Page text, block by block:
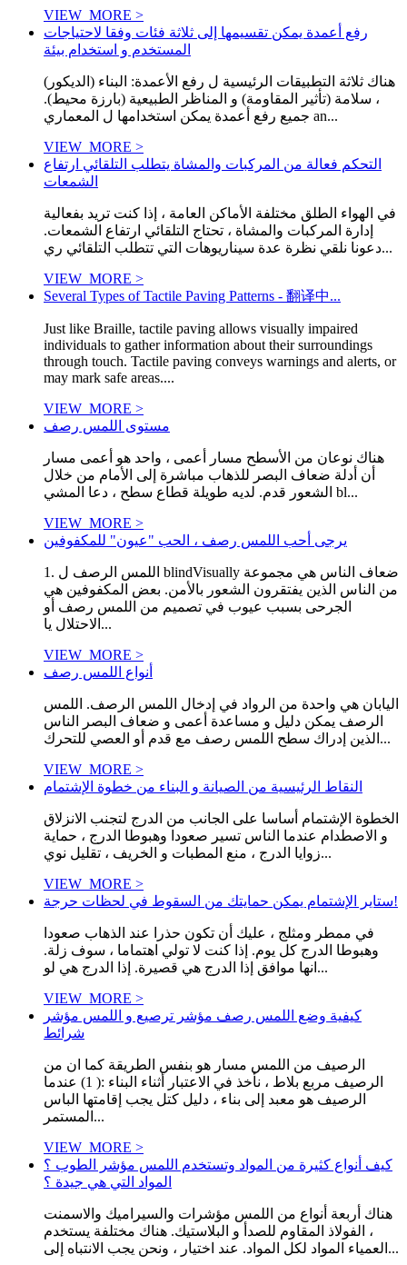
VIEW_MORE >
رفع أعمدة يمكن تقسيمها إلى ثلاثة فئات وفقا لاحتياجات
المستخدم و استخدام بيئة
هناك ثلاثة التطبيقات الرئيسية ل رفع الأعمدة: البناء (الديكور)
، سلامة (تأثير المقاومة) و المناظر الطبيعية (بارزة محيط).
جميع رفع أعمدة يمكن استخدامها ل المعماري an...
VIEW_MORE >
التحكم فعالة من المركبات والمشاة يتطلب التلقائي ارتفاع
الشمعات
في الهواء الطلق مختلفة الأماكن العامة ، إذا كنت تريد بفعالية
إدارة المركبات والمشاة ، تحتاج التلقائي ارتفاع الشمعات.
دعونا نلقي نظرة عدة سيناريوهات التي تتطلب التلقائي ري...
VIEW_MORE >
Several Types of Tactile Paving Patterns - 翻译中...
Just like Braille, tactile paving allows visually impaired
individuals to gather information about their surroundings
through touch. Tactile paving conveys warnings and alerts, or
may mark safe areas....
VIEW_MORE >
مستوى اللمس رصف
هناك نوعان من الأسطح مسار أعمى ، واحد هو أعمى مسار
أن أدلة ضعاف البصر للذهاب مباشرة إلى الأمام من خلال
الشعور قدم. لديه طويلة قطاع سطح ، دعا المشي bl...
VIEW_MORE >
يرجى أحب اللمس رصف ، الحب "عيون" للمكفوفين
1. اللمس الرصف ل blindVisually ضعاف الناس هي مجموعة
من الناس الذين يفتقرون الشعور بالأمن. بعض المكفوفين هي
الجرحى بسبب عيوب في تصميم من اللمس رصف أو
الاحتلال يا...
VIEW_MORE >
أنواع اللمس رصف
اليابان هي واحدة من الرواد في إدخال اللمس الرصف. اللمس
الرصف يمكن دليل و مساعدة أعمى و ضعاف البصر الناس
الذين إدراك سطح اللمس رصف مع قدم أو العصي للتحرك...
VIEW_MORE >
النقاط الرئيسية من الصيانة و البناء من خطوة الإشتمام
الخطوة الإشتمام أساسا على الجانب من الدرج لتجنب الانزلاق
و الاصطدام عندما الناس تسير صعودا وهبوطا الدرج ، حماية
زوايا الدرج ، منع المطبات و الخريف ، تقليل نوي...
VIEW_MORE >
ستاير الإشتمام يمكن حمايتك من السقوط في لحظات حرجة!
في ممطر ومثلج ، عليك أن تكون حذرا عند الذهاب صعودا
وهبوطا الدرج كل يوم. إذا كنت لا تولي اهتماما ، سوف زلة.
انها موافق إذا الدرج هي قصيرة. إذا الدرج هي لو...
VIEW_MORE >
كيفية وضع اللمس رصف مؤشر ترصيع و اللمس مؤشر
شرائط
الرصيف من اللمس مسار هو بنفس الطريقة كما ان من
الرصيف مربع بلاط ، نأخذ في الاعتبار أثناء البناء :( 1) عندما
الرصيف هو معبد إلى بناء ، دليل كتل يجب إقامتها الباس
المستمر...
VIEW_MORE >
كيف أنواع كثيرة من المواد وتستخدم اللمس مؤشر الطوب ؟
المواد التي هي جيدة ؟
هناك أربعة أنواع من اللمس مؤشرات والسيراميك والاسمنت
، الفولاذ المقاوم للصدأ و البلاستيك. هناك مختلفة يستخدم
العمياء المواد لكل المواد. عند اختيار ، ونحن يجب الانتباه إلى...